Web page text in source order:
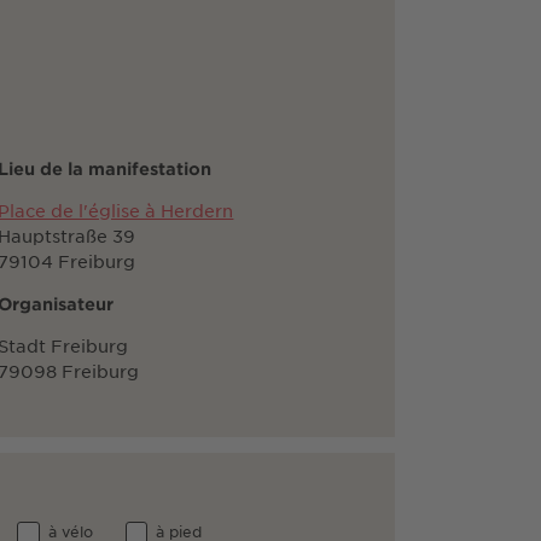
Lieu de la manifestation
Place de l'église à Herdern
Hauptstraße 39
79104 Freiburg
Organisateur
Stadt Freiburg
79098 Freiburg
à vélo à pied